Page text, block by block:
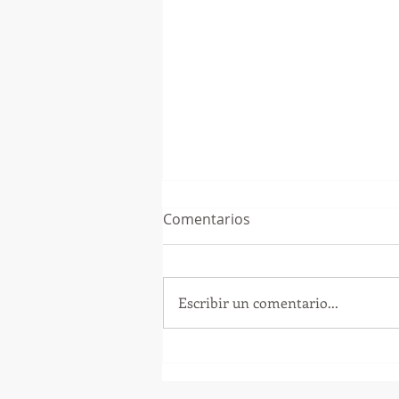
Comentarios
Escribir un comentario...